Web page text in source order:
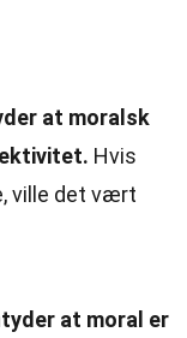
at moralsk
Hvis
ville det vært
at moral er